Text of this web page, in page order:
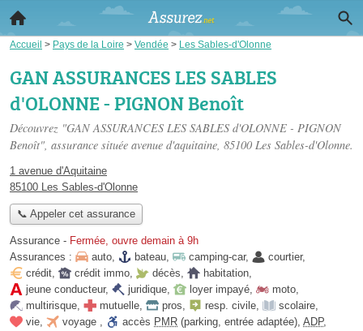
Accueil > Pays de la Loire > Vendée > Les Sables-d'Olonne
GAN ASSURANCES LES SABLES
d'OLONNE - PIGNON Benoît
Découvrez "GAN ASSURANCES LES SABLES d'OLONNE - PIGNON
Benoît", assurance située avenue d'aquitaine, 85100 Les Sables-d'Olonne.
1 avenue d'Aquitaine
85100 Les Sables-d'Olonne
📞 Appeler cet assurance
Assurance - Fermée, ouvre demain à 9h
Assurances :
auto, bateau, camping-car, courtier,
crédit, crédit immo, décès, habitation,
jeune conducteur, juridique, loyer impayé, moto,
multirisque, mutuelle, pros, resp. civile, scolaire,
vie, voyage , accès PMR (parking, entrée adaptée), ADP,